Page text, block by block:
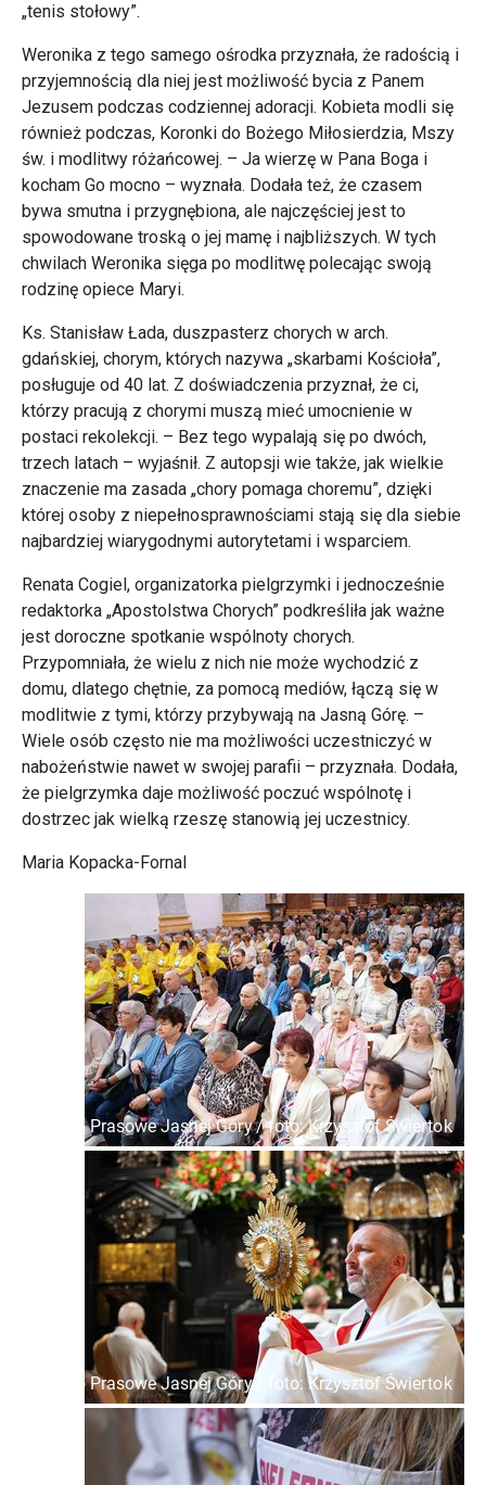
„tenis stołowy”.
Weronika z tego samego ośrodka przyznała, że radością i
przyjemnością dla niej jest możliwość bycia z Panem
Jezusem podczas codziennej adoracji. Kobieta modli się
również podczas, Koronki do Bożego Miłosierdzia, Mszy
św. i modlitwy różańcowej. – Ja wierzę w Pana Boga i
kocham Go mocno – wyznała. Dodała też, że czasem
bywa smutna i przygnębiona, ale najczęściej jest to
spowodowane troską o jej mamę i najbliższych. W tych
chwilach Weronika sięga po modlitwę polecając swoją
rodzinę opiece Maryi.
Ks. Stanisław Łada, duszpasterz chorych w arch.
gdańskiej, chorym, których nazywa „skarbami Kościoła”,
posługuje od 40 lat. Z doświadczenia przyznał, że ci,
którzy pracują z chorymi muszą mieć umocnienie w
postaci rekolekcji. – Bez tego wypalają się po dwóch,
trzech latach – wyjaśnił. Z autopsji wie także, jak wielkie
znaczenie ma zasada „chory pomaga choremu”, dzięki
której osoby z niepełnosprawnościami stają się dla siebie
najbardziej wiarygodnymi autorytetami i wsparciem.
Renata Cogiel, organizatorka pielgrzymki i jednocześnie
redaktorka „Apostolstwa Chorych” podkreśliła jak ważne
jest doroczne spotkanie wspólnoty chorych.
Przypomniała, że wielu z nich nie może wychodzić z
domu, dlatego chętnie, za pomocą mediów, łączą się w
modlitwie z tymi, którzy przybywają na Jasną Górę. –
Wiele osób często nie ma możliwości uczestniczyć w
nabożeństwie nawet w swojej parafii – przyznała. Dodała,
że pielgrzymka daje możliwość poczuć wspólnotę i
dostrzec jak wielką rzeszę stanowią jej uczestnicy.
Maria Kopacka-Fornal